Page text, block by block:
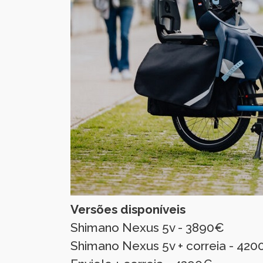
Versões disponíveis
Shimano Nexus 5v - 3890€
Shimano Nexus 5v + correia -